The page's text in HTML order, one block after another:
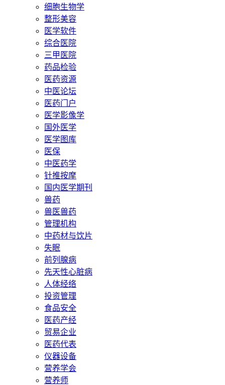
细胞生物学
整形美容
医学软件
综合医院
三甲医院
药品检验
医药资源
中医论坛
医药门户
医学影像学
国外医学
医学图库
医保
中医药学
针推按摩
国内医学期刊
兽药
兽医兽药
管理机构
中药材与饮片
失眠
前列腺病
先天性心脏病
人体经络
投资管理
食品安全
医药产经
贸易企业
医药代表
仪器设备
营养学会
营养师